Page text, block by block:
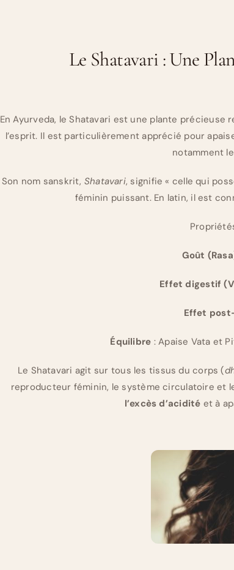
Le Shatavari : Une
En Ayurveda, le Shatavari est une plante
l’esprit. Il est particulièrement apprécié pour
notamment
Son nom sanskrit, Shatavari, signifie « celle qui
féminin puissant. En latin, il est
Goût
Effet digestif
Effet
Équilibre : Apaise Vata et
Le Shatavari agit sur tous les tissus du corps (
reproducteur féminin, le système circulatoire et
l’excès d’acidité et à